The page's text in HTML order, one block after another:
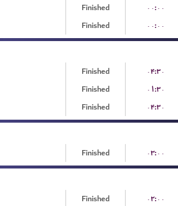
Finished
۰۰:۰۰
Finished ۰۰:۰۰
Finished
۰۴:۳۰
Finished
۰۱:۳۰
Finished ۰۴:۳۰
Finished ۰۳:۰۰
Finished ۰۲:۰۰